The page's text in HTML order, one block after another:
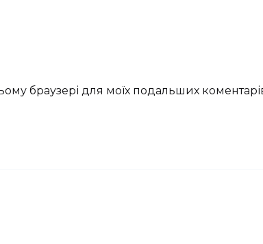
браузері для моїх подальших